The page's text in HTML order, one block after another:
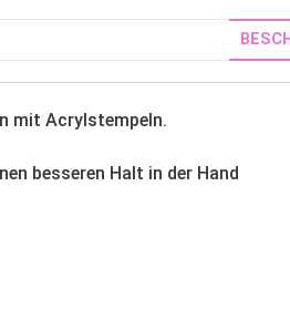
mit Acrylstempeln.
besseren Halt in der Hand